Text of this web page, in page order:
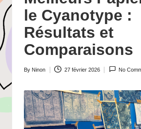
le Cyanotype :
Résultats et
Comparaisons
Posted
By Ninon 27 février 2026 No